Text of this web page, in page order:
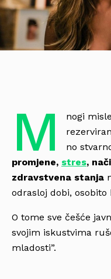
M nogi
no
promjene, stres,
zdravstvena stanja
odrasloj dobi,
O tome sve češće
svojim iskustvima
mladosti”.